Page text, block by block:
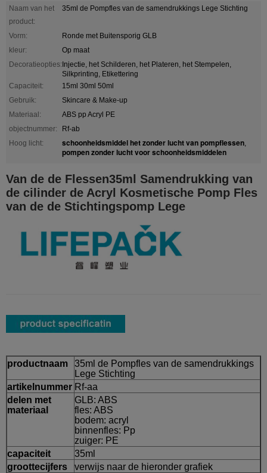
Naam van het
product:
35ml de Pompfles van de samendrukkings Lege Stichting
Vorm:
Ronde met Buitensporig GLB
kleur:
Op maat
Decoratieopties:Injectie, het Schilderen, het Plateren, het Stempelen,
Silkprinting, Etikettering
Capaciteit:
15ml 30ml 50ml
Gebruik:
Skincare & Make-up
Materiaal:
ABS pp Acryl PE
objectnummer:
Rf-ab
Hoog licht:
schoonheidsmiddel het zonder lucht van pompflessen,
pompen zonder lucht voor schoonheidsmiddelen
Van de de Flessen35ml Samendrukking van
de cilinder de Acryl Kosmetische Pomp Fles
van de de Stichtingspomp Lege
productnaam
35ml de Pompfles van de samendrukkings
Lege Stichting
artikelnummer Rf-aa
delen met
materiaal
GLB: ABS
fles: ABS
bodem: acryl
binnenfles: Pp
zuiger: PE
capaciteit
35ml
groottecijfers
verwijs naar de hieronder grafiek